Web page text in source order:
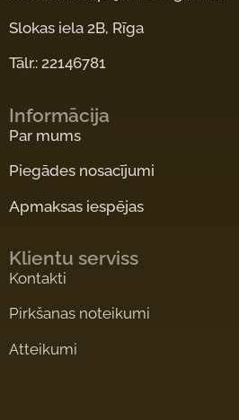
Slokas iela 2B, Rīga
Tālr.: 22146781
Informācija
Par mums
Piegādes nosacījumi
Apmaksas iespējas
Klientu serviss
Kontakti
Pirkšanas noteikumi
Atteikumi